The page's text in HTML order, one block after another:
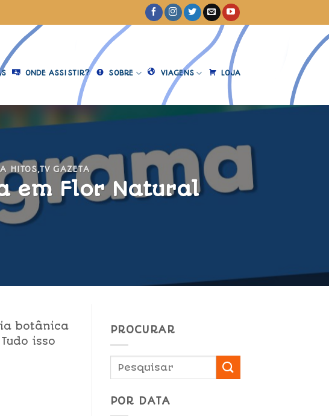
ONDE ASSISTIR? SOBRE VIAGENS LOJA
HITOS,TV GAZETA
em Flor Natural
botânica
isso
PROCURAR
POR DATA